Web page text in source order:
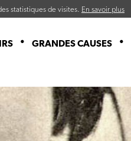
statistiques de visites. En savoir plus
GRANDES CAUSES